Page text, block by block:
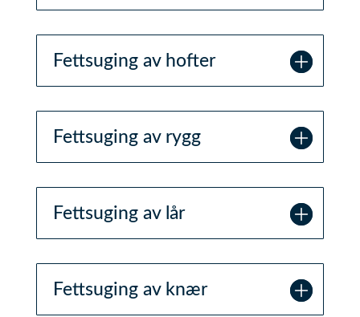
Fettsuging av hofter
Fettsuging av rygg
Fettsuging av lår
Fettsuging av knær